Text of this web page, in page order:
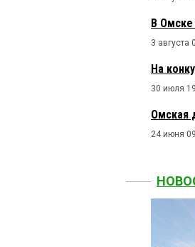
В Омске
3 августа
На
30 июля
Омская
24 июня